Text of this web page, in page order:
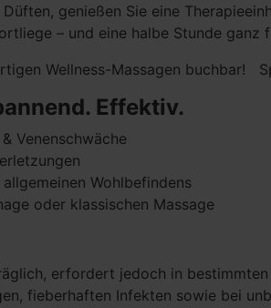
genießen Sie eine
– und eine halbe Stunde ganz
Wellness-Massagen buchbar!
Effektiv.
Venenschwäche
Wohlbefindens
oder klassischen Massage
erfordert jedoch in
fieberhaften Infekten sowie bei